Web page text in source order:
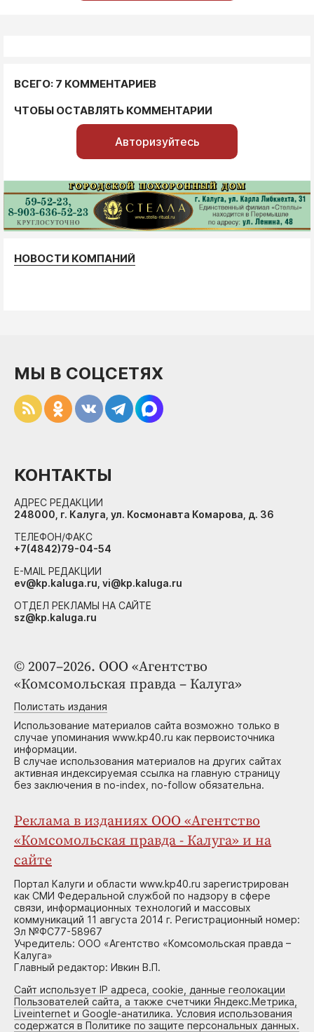
ВСЕГО: 7 КОММЕНТАРИЕВ
ЧТОБЫ ОСТАВЛЯТЬ КОММЕНТАРИИ
Авторизуйтесь
НОВОСТИ КОМПАНИЙ
© 2007–2026. ООО «Агентство
«Комсомольская правда – Калуга»
Полистать издания
Использование материалов сайта возможно только в
случае упоминания www.kp40.ru как первоисточника
информации.
В случае использования материалов на других сайтах
активная индексируемая ссылка на главную страницу
без заключения в no-index, no-follow обязательна.
Реклама в изданиях ООО «Агентство
«Комсомольская правда - Калуга» и на
сайте
Портал Калуги и области www.kp40.ru зарегистрирован
как СМИ Федеральной службой по надзору в сфере
связи, информационных технологий и массовых
коммуникаций 11 августа 2014 г. Регистрационный номер:
Эл №ФС77-58967
Учредитель: ООО «Агентство «Комсомольская правда –
Калуга»
Главный редактор: Ивкин В.П.
Сайт использует IP адреса, cookie, данные геолокации
Пользователей сайта, а также счетчики Яндекс.Метрика,
Liveinternet и Google-анатилика. Условия использования
содержатся в Политике по защите персональных данных.
МЫ В СОЦСЕТЯХ
КОНТАКТЫ
АДРЕС РЕДАКЦИИ
248000, г. Калуга, ул. Космонавта Комарова, д. 36
ТЕЛЕФОН/ФАКС
+7(4842)79-04-54
E-MAIL РЕДАКЦИИ
ev@kp.kaluga.ru, vi@kp.kaluga.ru
ОТДЕЛ РЕКЛАМЫ НА САЙТЕ
sz@kp.kaluga.ru